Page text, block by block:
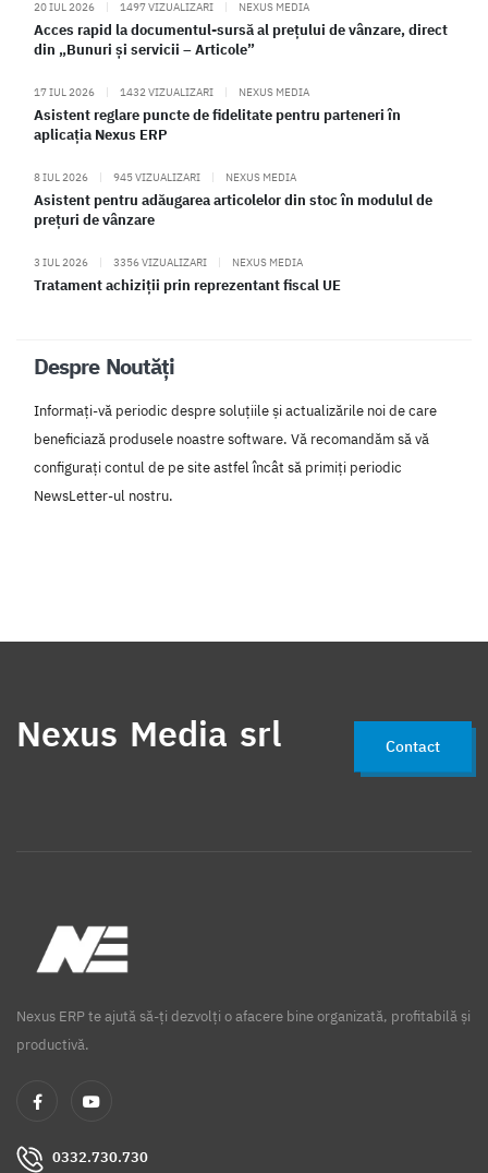
20 IUL 2026 | 1497 VIZUALIZARI | NEXUS MEDIA
Acces rapid la documentul-sursă al prețului de vânzare, direct
din „Bunuri și servicii – Articole”
17 IUL 2026 | 1432 VIZUALIZARI | NEXUS MEDIA
Asistent reglare puncte de fidelitate pentru parteneri în
aplicația Nexus ERP
8 IUL 2026 | 945 VIZUALIZARI | NEXUS MEDIA
Asistent pentru adăugarea articolelor din stoc în modulul de
prețuri de vânzare
3 IUL 2026 | 3356 VIZUALIZARI | NEXUS MEDIA
Tratament achiziții prin reprezentant fiscal UE
Despre Noutăți
Informați-vă periodic despre soluțiile și actualizările noi de care
beneficiază produsele noastre software. Vă recomandăm să vă
configurați contul de pe site astfel încât să primiți periodic
NewsLetter-ul nostru.
Nexus Media srl Contact
Nexus ERP te ajută să-ți dezvolți o afacere bine organizată, profitabilă și
productivă.
0332.730.730